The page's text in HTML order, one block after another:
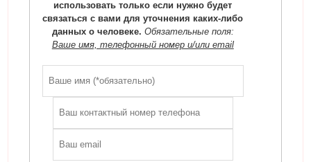
использовать только если нужно будет
связаться с вами для уточнения каких-либо
данных о человеке. Обязательные поля:
Ваше имя, телефонный номер и/или email